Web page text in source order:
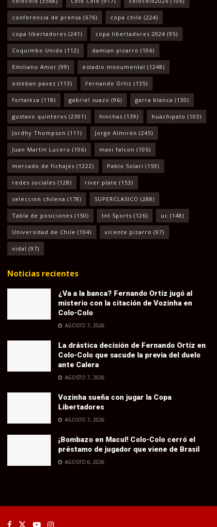
conferencia de prensa (676) copa chile (224)
copa libertadores (241) copa libertadores 2024 (95)
Coquimbo Unido (112) damian pizarro (106)
Emiliano Amor (99) estadio monumental (1248)
esteban pavez (113) Fernando Ortiz (135)
fortaleza (118) gabriel suazo (96) garra blanca (130)
gustavo quinteros (2301) hinchas (139) huachipato (103)
Jordhy Thompson (111) Jorge Almirón (245)
Juan Martín Lucero (106) maxi falcon (105)
mercado de fichajes (1222) Pablo Solari (159)
redes sociales (128) river plate (153)
seleccion chilena (178) SUPERCLASICO (288)
Tabla de posiciones (150) tnt Sports (126) uc (148)
Universidad de Chile (104) vicente pizarro (97)
vidal (97)
Noticias recientes
¿Va a la banca? Fernando Ortiz jugó al
misterio con la citación de Vozinha en
Colo-Colo
AGOSTO 7, 2026
La drástica decisión de Fernando Ortiz en
Colo-Colo que sacude la previa del duelo
ante Calera
AGOSTO 7, 2026
Vozinha sueña con jugar la Copa
Libertadores
AGOSTO 7, 2026
¡Bombazo en Macul! Colo-Colo cerró el
préstamo de jugador que viene de Brasil
AGOSTO 6, 2026